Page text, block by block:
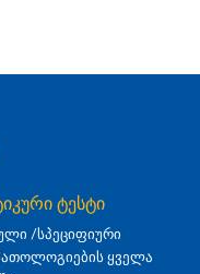
ტესტი
/სპეციფიური
ყველა